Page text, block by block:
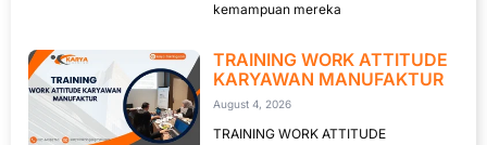
kemampuan mereka
TRAINING WORK ATTITUDE
KARYAWAN MANUFAKTUR
August 4, 2026
TRAINING WORK ATTITUDE